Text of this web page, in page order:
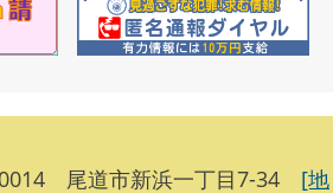
尾道市新浜一丁目7-34 [地